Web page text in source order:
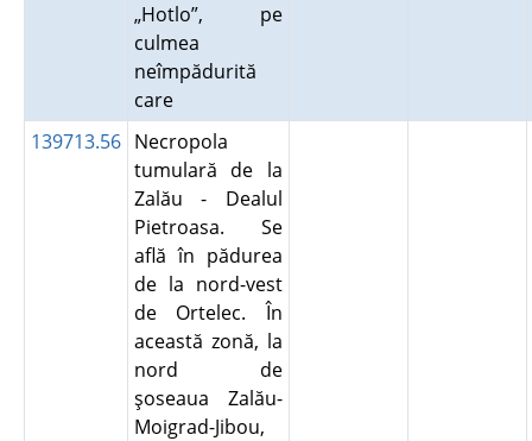
„Hotlo”, pe
culmea
neîmpădurită
care
139713.56 Necropola
tumulară de la
Zalău - Dealul
Pietroasa. Se
află în pădurea
de la nord-vest
de Ortelec. În
această zonă, la
nord de
şoseaua Zalău-
Moigrad-Jibou,